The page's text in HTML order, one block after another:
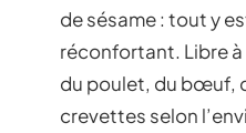
de sésame : tout y
réconfortant. Libre
du poulet, du bœuf,
crevettes selon